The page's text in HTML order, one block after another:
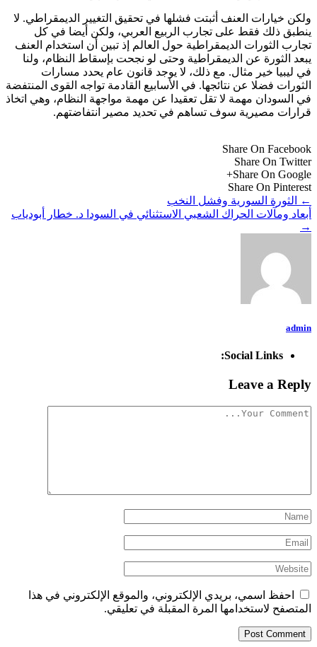
ولكن خيارات العنف أثبتت فشلها في تحقيق التغيير الديمقراطي. لا
ينطبق ذلك فقط على تجارب الربيع العربي، ولكن أيضا في كل
تجارب الثورات الديمقراطية حول العالم إذ تبين أن استخدام العنف
يبعد الثورة عن الديمقراطية وحتى لو نجحت بإسقاط النظام، ولنا
في ليبيا خير مثال. مع ذلك، لا يوجد قانون عام يحدد مسارات
الثورات فضلا عن نتائجها. في الأسابيع القادمة تواجه القوى المنتفضة
في السودان مهمة لا تقل تعقيدا عن مهمة مواجهة النظام، وهي اتخاذ
قرارات مصيرية سوف تساهم في تحديد مصير انتفاضتهم.
Share On Facebook
Share On Twitter
Share On Google+
Share On Pinterest
←
الثورة السورية وفشل النخب
أبعاد ومآلات الحراك الشعبي الاستثنائي في السودا د. خطار أبودياب
→
admin
Social Links:
Leave a Reply
احفظ اسمي، بريدي الإلكتروني، والموقع الإلكتروني في هذا
المتصفح لاستخدامها المرة المقبلة في تعليقي.